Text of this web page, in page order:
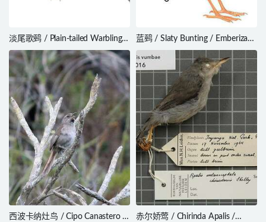
淡尾歌鹀 / Plain-tailed Warbling
Finch / Microspingus alticola
蓝鹀 / Slaty Bunting / Emberiza
siemsseni
西波卡纳灶鸟 / Cipo Canastero /
赤尔娇莺 / Chirinda Apalis /